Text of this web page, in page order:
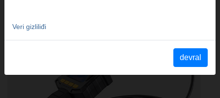
Veri gizliliđi
devral